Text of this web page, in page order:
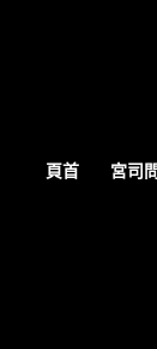
頁首 宮司